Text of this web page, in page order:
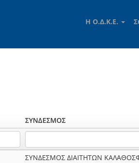
Η Ο.Δ.Κ.Ε.
ΣΥΝΔΕΣΜΟΣ
ΣΥΝΔΕΣΜΟΣ ΔΙΑΙΤΗΤΩΝ